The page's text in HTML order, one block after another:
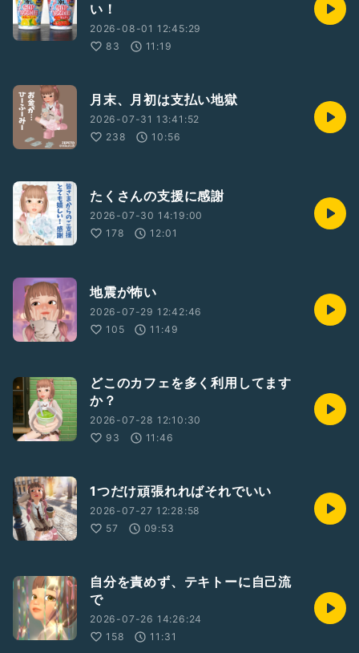
い！
2026-08-01 12:45:29
83
11:19
月末、月初は支払い地獄
2026-07-31 13:41:52
238
10:56
たくさんの支援に感謝
2026-07-30 14:19:00
178
12:01
地震が怖い
2026-07-29 12:42:46
105
11:49
どこのカフェを多く利用してます
か？
2026-07-28 12:10:30
93
11:46
1つだけ頑張れればそれでいい
2026-07-27 12:28:58
57
09:53
自分を責めず、テキトーに自己流
で
2026-07-26 14:26:24
158
11:31